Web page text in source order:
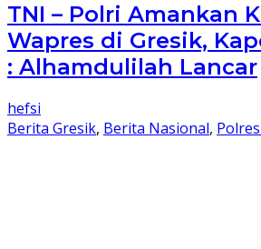
TNI – Polri Amankan
Wapres di Gresik,
: Alhamdulilah Lancar
hefsi
Berita Gresik, Berita Nasional,